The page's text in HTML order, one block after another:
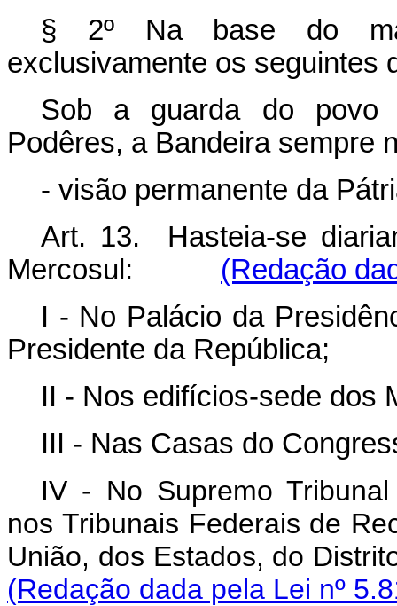
§ 2º Na base do
exclusivamente os seguintes
Sob a guarda do povo
Podêres, a Bandeira sempre
- visão permanente da
Art. 13. Hasteia-se
Mercosul: (Redação
I - No Palácio da
Presidente da República;
II - Nos edifícios-sede dos
III - Nas Casas do
IV - No Supremo
nos Tribunais Federais de
União, dos Estados, do
(Redação dada pela Lei nº